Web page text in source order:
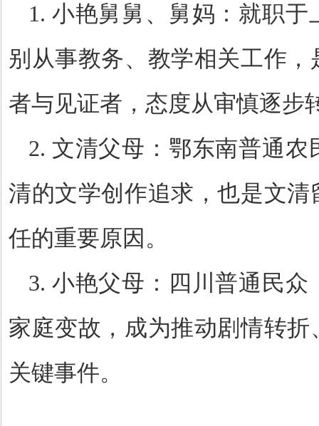
1. 小艳舅舅、舅妈：就职于
别从事教务、教学相关工作
者与见证者，态度从审慎逐步
2. 文清父母：鄂东南普通
清的文学创作追求，也是文
任的重要原因。
3. 小艳父母：四川普通民众
家庭变故，成为推动剧情转
关键事件。